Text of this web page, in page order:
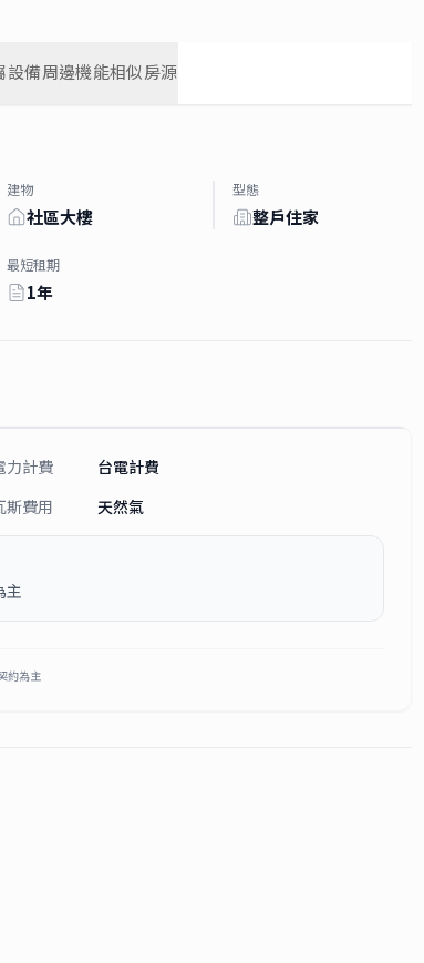
設備周邊機能相似房源
建物
社區大樓
型態
整戶住家
最短租期
1年
力計費
台電計費
斯費用 天然氣
主
約為主